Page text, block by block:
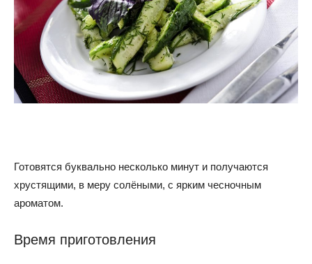
Готовятся буквально несколько минут и получаются
хрустящими, в меру солёными, с ярким чесночным
ароматом.
Время приготовления